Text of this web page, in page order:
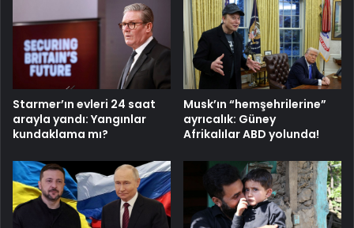
Starmer’ın evleri 24 saat
arayla yandı: Yangınlar
kundaklama mı?
Musk’ın “hemşehrilerine”
ayrıcalık: Güney
Afrikalılar ABD yolunda!